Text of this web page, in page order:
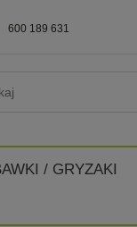
600 189 631
/ GRYZAKI